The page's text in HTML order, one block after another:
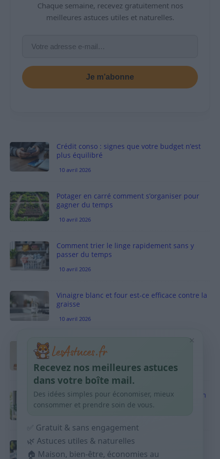
Chaque semaine, recevez gratuitement nos
meilleures astuces utiles et naturelles.
Je m’abonne
Crédit conso : signes que votre budget n’est
plus équilibré
10 avril 2026
Potager en carré comment s’organiser pour
gagner du temps
10 avril 2026
Comment trier le linge rapidement sans y
passer du temps
10 avril 2026
Vinaigre blanc et four est-ce efficace contre la
graisse
10 avril 2026
Taches pigmentaires : routine simple +
habitudes qui aident
9 avril 2026
Produits ménagers : comment économiser en
courses sans acheter 10 sprays
Budget mensuel : méthode rapide pour
répartir son salaire dès le jour de paie
×
Recevez nos meilleures astuces
dans votre boîte mail.
Des idées simples pour économiser, mieux
consommer et prendre soin de vous.
✅ Gratuit & sans engagement
🌿 Astuces utiles & naturelles
🏠 Maison, bien-être, économies au